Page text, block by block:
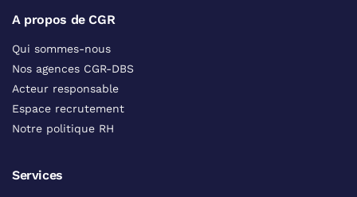
A propos de CGR
Qui sommes-nous
Nos agences CGR-DBS
Acteur responsable
Espace recrutement
Notre politique RH
Services